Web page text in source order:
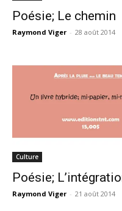
Poésie; Le chemin
Raymond Viger - 28 août 2014
Culture
Poésie;
Raymond Viger - 21 août 2014